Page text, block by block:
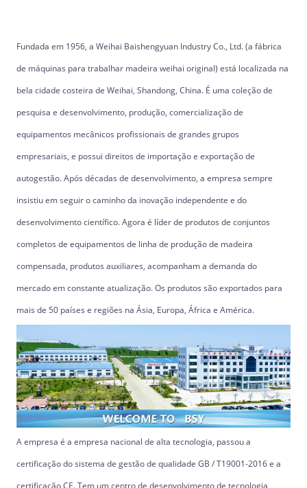
Fundada em 1956, a Weihai Baishengyuan Industry Co., Ltd. (a fábrica
de máquinas para trabalhar madeira weihai original) está localizada na
bela cidade costeira de Weihai, Shandong, China. É uma coleção de
pesquisa e desenvolvimento, produção, comercialização de
equipamentos mecânicos profissionais de grandes grupos
empresariais, e possui direitos de importação e exportação de
autogestão. Após décadas de desenvolvimento, a empresa sempre
insistiu em seguir o caminho da inovação independente e do
desenvolvimento científico. Agora é líder de produtos de conjuntos
completos de equipamentos de linha de produção de madeira
compensada, produtos auxiliares, acompanham a demanda do
mercado em constante atualização. Os produtos são exportados para
mais de 50 países e regiões na Ásia, Europa, África e América.
A empresa é a empresa nacional de alta tecnologia, passou a
certificação do sistema de gestão de qualidade GB / T19001-2016 e a
certificação CE. Tem um centro de desenvolvimento de tecnologia